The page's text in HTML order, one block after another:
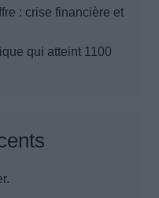
: crise financière et
qui atteint 1100